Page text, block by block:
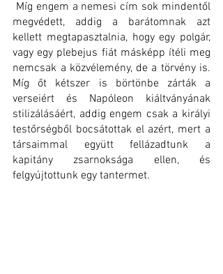
megvédett, addig a barátomnak azt
kellett megtapasztalnia, hogy egy polgár,
vagy egy plebejus fiát másképp ítéli meg
nemcsak a közvélemény, de a törvény is.
Míg őt kétszer is börtönbe zárták a
verseiért és Napóleon kiáltványának
stilizálásáért, addig engem csak a királyi
testőrségből bocsátottak el azért, mert a
társaimmal együtt fellázadtunk a
kapitány zsarnoksága ellen, és
felgyújtottunk egy tantermet.